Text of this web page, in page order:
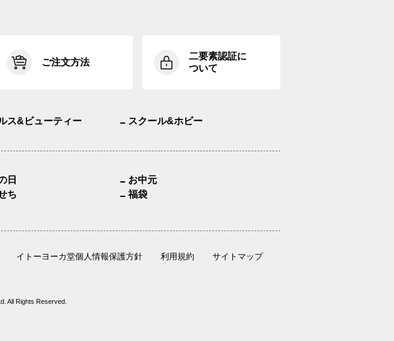
ご注文方法
二要素認証に
ついて
ス&ビューティー スクール&ホビー
日
お中元
ち
福袋
イトーヨーカ堂個人情報保護方針 利用規約 サイトマップ
All Rights Reserved.